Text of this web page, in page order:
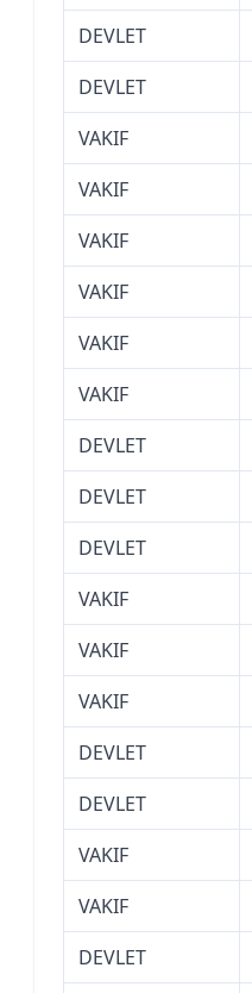
DEVLET
DEVLET
VAKIF
VAKIF
VAKIF
VAKIF
VAKIF
VAKIF
DEVLET
DEVLET
DEVLET
VAKIF
VAKIF
VAKIF
DEVLET
DEVLET
VAKIF
VAKIF
DEVLET